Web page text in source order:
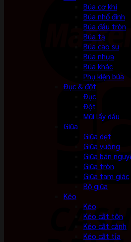
Búa cơ khí
Búa nhổ đinh
Búa đầu tròn
Búa tạ
Búa cao su
Búa nhựa
Búa khác
Phụ kiện búa
Đục & đột
Đục
Đột
Mũi lấy dấu
Giũa
Giũa dẹt
Giũa vuông
Giũa bán
Giũa tròn
Giũa tam giác
Bộ giũa
Kéo
Kéo
Kéo cắt tôn
Kéo cắt cành
Kéo cắt tỉa